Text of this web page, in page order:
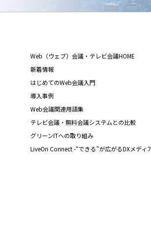
Web（ウェブ）会議・テレビ会議HOME
新着情報
はじめてのWeb会議入門
導入事例
Web会議関連用語集
テレビ会議・無料会議システムとの比較
グリーンITへの取り組み
LiveOn Connect -“できる”が広がるDXメディ